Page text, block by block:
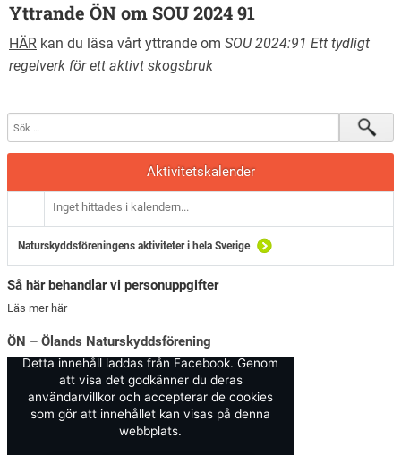
Yttrande ÖN om SOU 2024 91
HÄR kan du läsa vårt yttrande om SOU 2024:91 Ett tydligt
regelverk för ett aktivt skogsbruk
Aktivitetskalender
Inget hittades i kalendern...
Naturskyddsföreningens aktiviteter i hela Sverige
Så här behandlar vi personuppgifter
Läs mer här
ÖN – Ölands Naturskyddsförening
Detta innehåll laddas från Facebook. Genom
att visa det godkänner du deras
användarvillkor och accepterar de cookies
som gör att innehållet kan visas på denna
webbplats.